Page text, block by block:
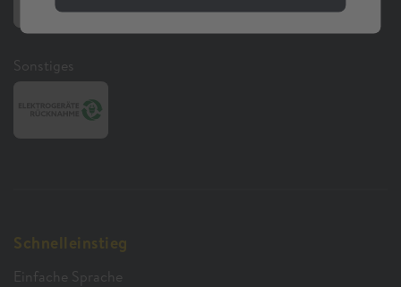
Sonstiges
Schnelleinstieg
Einfache Sprache